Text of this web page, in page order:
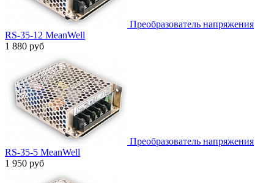
Преобразователь напряжения
RS-35-12 MeanWell
1 880 руб
Преобразователь напряжения
RS-35-5 MeanWell
1 950 руб